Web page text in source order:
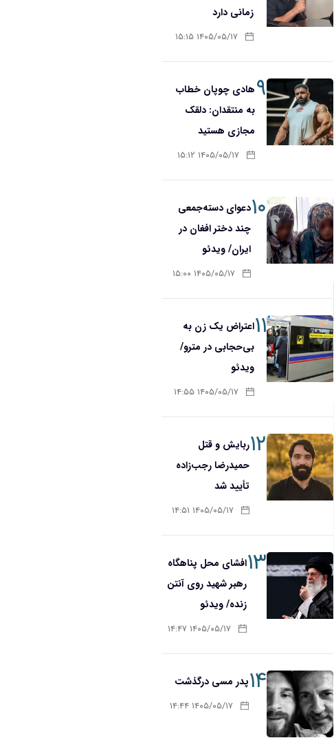
زمانی دارد
۱۴۰۵/۰۵/۱۷ ۱۵:۱۵
۹هادی چوپان خطاب
به منتقدان: دلقک
مجازی هستید
۱۴۰۵/۰۵/۱۷ ۱۵:۱۲
۱۰دعوای دسته‌جمعی
چند دختر افغان در
ایران/ ویدئو
۱۴۰۵/۰۵/۱۷ ۱۵:۰۰
۱۱اعتراض یک زن به
بی‌حجابی در مترو/
ویدئو
۱۴۰۵/۰۵/۱۷ ۱۴:۵۵
۱۲ربایش و قتل
حمیدرضا رجب‌زاده
تأیید شد
۱۴۰۵/۰۵/۱۷ ۱۴:۵۱
۱۳افشای محل پناهگاه‌
رهبر شهید روی آنتن
زنده/ ویدئو
۱۴۰۵/۰۵/۱۷ ۱۴:۴۷
۱۴پدر مسی درگذشت
۱۴۰۵/۰۵/۱۷ ۱۴:۴۴